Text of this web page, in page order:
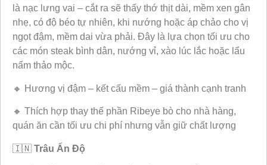
là nạc lưng vai – cắt ra sẽ thấy thớ thịt dài, mềm xen gân
nhẹ, có độ béo tự nhiên, khi nướng hoặc áp chảo cho vị
ngọt đậm, mềm dai vừa phải. Đây là lựa chọn tối ưu cho
các món steak bình dân, nướng vỉ, xào lúc lắc hoặc lẩu
nấm thảo mộc.
🔸 Hương vị đậm – kết cấu mềm – giá thành cạnh tranh
🔸 Thích hợp thay thế phần Ribeye bò cho nhà hàng,
quán ăn cần tối ưu chi phí nhưng vẫn giữ chất lượng
🇮🇳 Trâu Ấn Độ